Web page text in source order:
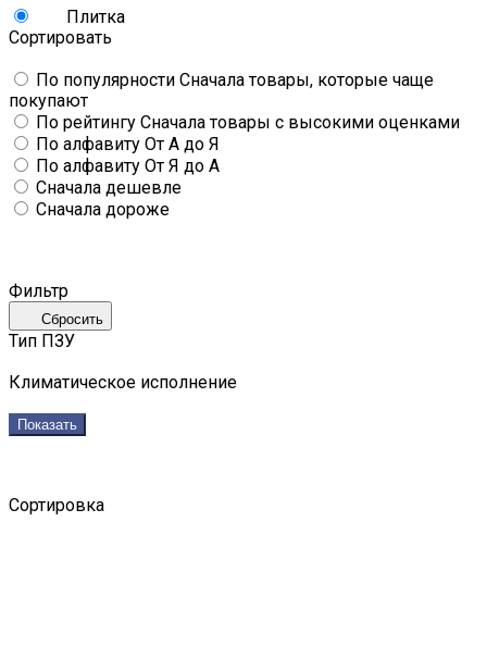
Плитка
Сортировать
По популярности Сначала товары, которые чаще
покупают
По рейтингу Сначала товары с высокими оценками
По алфавиту От А до Я
По алфавиту От Я до А
Сначала дешевле
Сначала дороже
Фильтр
Сбросить
Тип ПЗУ
Климатическое исполнение
Показать
Сортировка